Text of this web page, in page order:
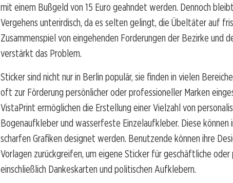
mit einem Bußgeld von 15 Euro geahndet werden. Dennoch
Vergehens unterirdisch, da es selten gelingt, die Übeltäter auf
Zusammenspiel von eingehenden Forderungen der Bezirke und
verstärkt das Problem.
Sticker sind nicht nur in Berlin populär, sie finden in vielen
oft zur Förderung persönlicher oder professioneller Marken
VistaPrint ermöglichen die Erstellung einer Vielzahl von
Bogenaufkleber und wasserfeste Einzelaufkleber. Diese können
scharfen Grafiken designet werden. Benutzende können ihre
Vorlagen zurückgreifen, um eigene Sticker für geschäftliche
einschließlich Dankeskarten und politischen Aufklebern.